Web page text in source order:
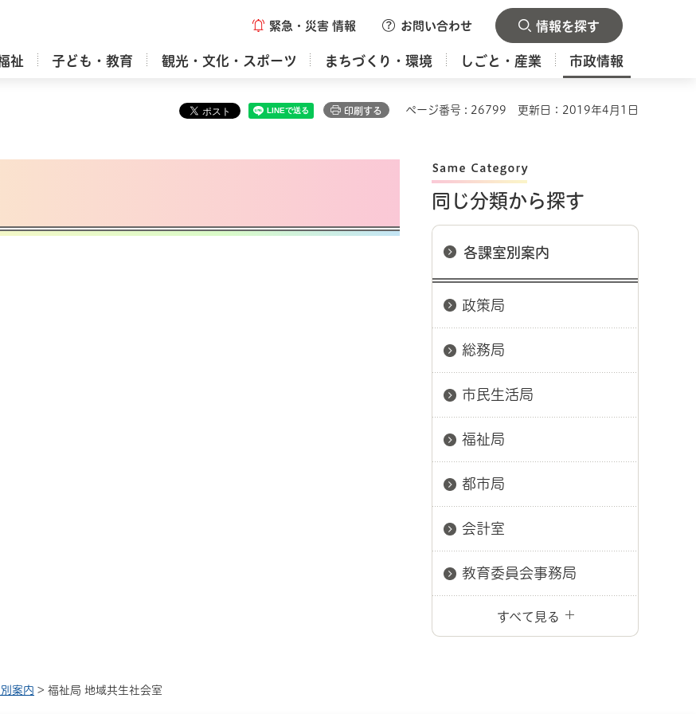
緊急・災害 情報 お問い合わせ 情報を探す
祉 子ども・教育 観光・文化・スポーツ まちづくり・環境 しごと・産業 市政情報
印刷する ページ番号 : 26799 更新日：2019年4月1日
同じ分類から探す
各課室別案内
政策局
総務局
市民生活局
福祉局
都市局
会計室
教育委員会事務局
すべて見る
案内 > 福祉局 地域共生社会室